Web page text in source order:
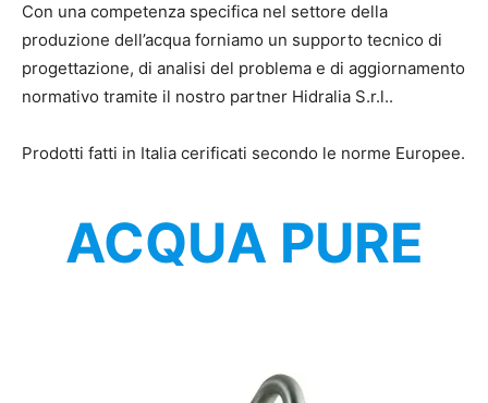
Con una competenza specifica nel settore della
produzione dell’acqua forniamo un supporto tecnico di
progettazione, di analisi del problema e di aggiornamento
normativo tramite il nostro partner Hidralia S.r.l..
Prodotti fatti in Italia cerificati secondo le norme Europee.
ACQUA PURE